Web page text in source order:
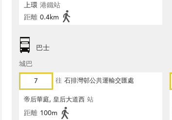
上環 港鐵站
距離 0.4km
巴士
城巴
7
往 石排灣邨公共運輸交匯處
帝后華庭, 皇后大道西 站
距離 100m